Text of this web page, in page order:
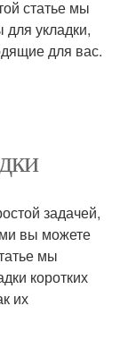
статье мы
укладки,
для вас.
задачей,
вы можете
мы
коротких
их